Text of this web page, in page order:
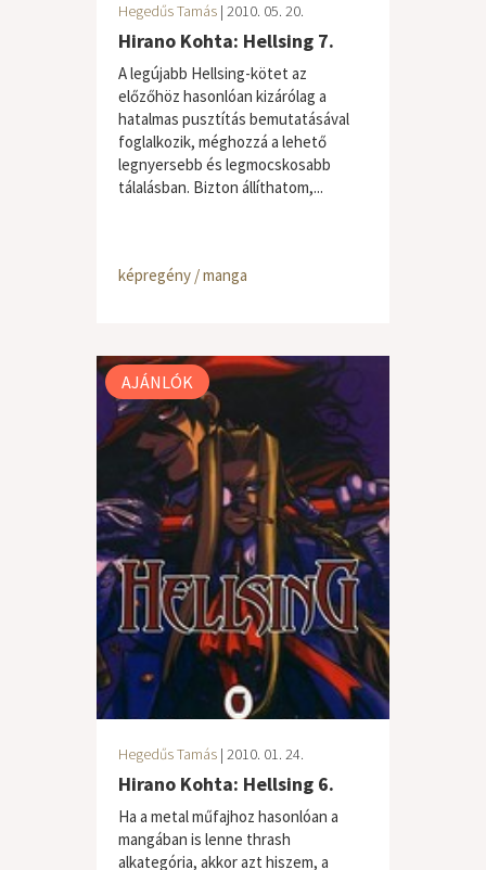
Hegedűs Tamás | 2010. 05. 20.
Hirano Kohta: Hellsing 7.
A legújabb Hellsing-kötet az
előzőhöz hasonlóan kizárólag a
hatalmas pusztítás bemutatásával
foglalkozik, méghozzá a lehető
legnyersebb és legmocskosabb
tálalásban. Bizton állíthatom,...
képregény / manga
AJÁNLÓK
Hegedűs Tamás | 2010. 01. 24.
Hirano Kohta: Hellsing 6.
Ha a metal műfajhoz hasonlóan a
mangában is lenne thrash
alkategória, akkor azt hiszem, a